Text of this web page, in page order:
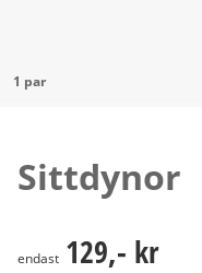
1 par
Sittdynor
129,- kr
endast 129,- kr